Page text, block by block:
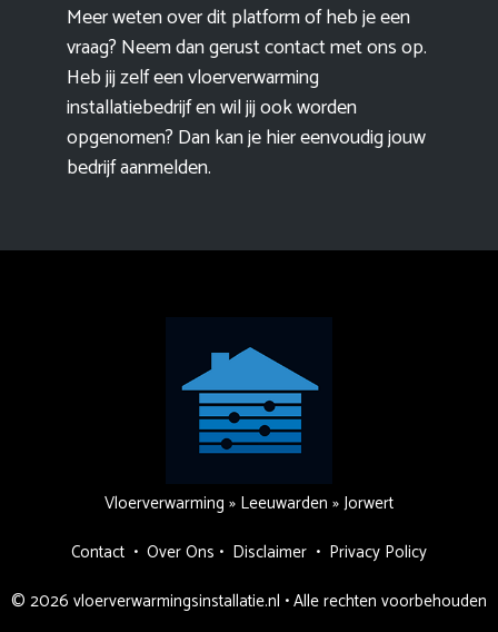
Meer weten over dit platform of heb je een
vraag? Neem dan gerust contact met ons op.
Heb jij zelf een vloerverwarming
installatiebedrijf en wil jij ook worden
opgenomen? Dan kan je hier eenvoudigjouw
bedrijf aanmelden.
Vloerverwarming » Leeuwarden »Jorwert
Contact • Over Ons • Disclaimer • Privacy Policy
© 2026 vloerverwarmingsinstallatie.nl • Alle rechten voorbehouden